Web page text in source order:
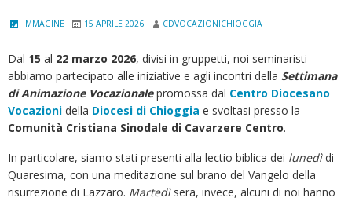
IMMAGINE 15 APRILE 2026 CDVOCAZIONICHIOGGIA
Dal 15 al 22 marzo 2026, divisi in gruppetti, noi seminaristi
abbiamo partecipato alle iniziative e agli incontri della Settimana
di Animazione Vocazionalepromossa dal Centro Diocesano
Vocazioni della Diocesi di Chioggia e svoltasi presso la
Comunità Cristiana Sinodale di Cavarzere Centro.
In particolare, siamo stati presenti alla lectio biblica dei lunedìdi
Quaresima, con una meditazione sul brano del Vangelo della
risurrezione di Lazzaro. Martedìsera, invece, alcuni di noi hanno